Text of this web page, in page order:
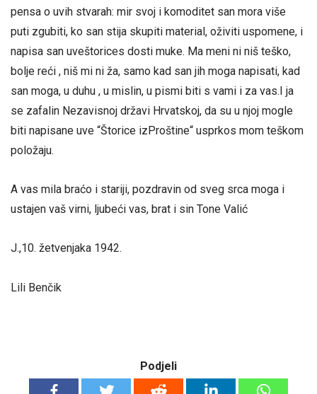
pensa o uvih stvarah: mir svoj i komoditet san mora više
puti zgubiti, ko san stija skupiti material, oživiti uspomene, i
napisa san uveštorices dosti muke. Ma meni ni niš teško,
bolje reći , niš mi ni ža, samo kad san jih moga napisati, kad
san moga, u duhu , u mislin, u pismi biti s vami i za vas.I ja
se zafalin Nezavisnoj državi Hrvatskoj, da su u njoj mogle
biti napisane uve “Štorice izProštine“ usprkos mom teškom
položaju.
A vas mila braćo i stariji, pozdravin od sveg srca moga i
ustajen vaš virni, ljubeći vas, brat i sin Tone Valić
J.,10. žetvenjaka 1942.
Lili Benčik
Podjeli